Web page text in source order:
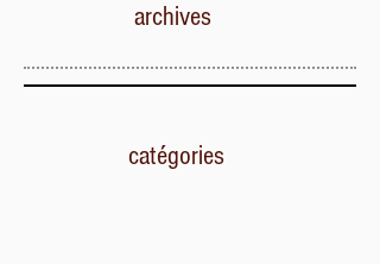
catégories
archives